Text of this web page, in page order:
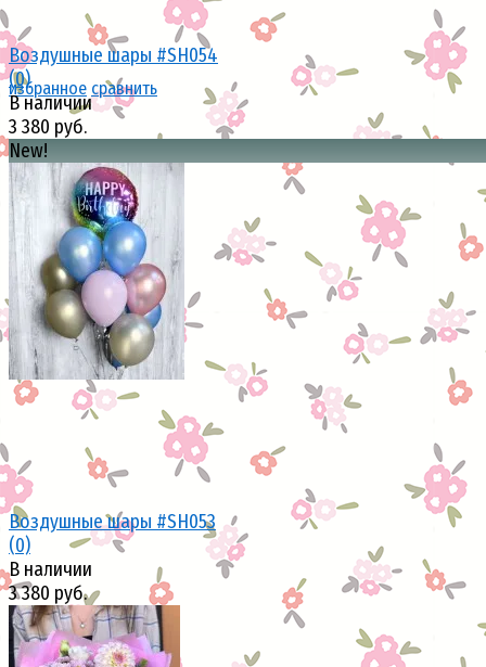
избранное сравнить
избранное сравнить
Воздушные шары #SH054
(0)
В наличии
3 380 руб.
New!
Воздушные шары #SH053
(0)
В наличии
3 380 руб.